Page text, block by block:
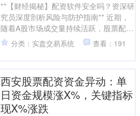
**【财经揭秘】配资软件安全吗？资深研
究员深度剖析风险与防护指南** 近期，
随着A股市场成交量持续活跃，股票配资
话题再度升温。据Wind数据显示，2023
年10....
分类：实盘交易系统 查看：191
西安股票配资资金异动：单
日资金规模涨X%，关键指标
现X%涨跌